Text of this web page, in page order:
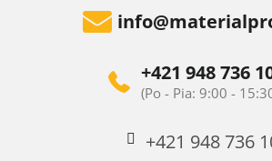
info@
+421 948 736
+421 948 736